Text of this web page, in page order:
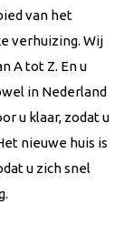
van het
verhuizing. Wij
A tot Z. En u
in Nederland
u klaar, zodat u
nieuwe huis is
u zich snel